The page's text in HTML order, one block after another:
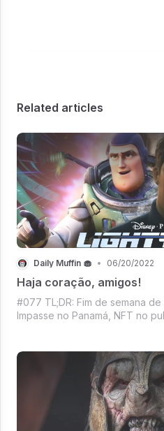
Related articles
Daily Muffin 🧁 • 06/20/2022
Haja coração, amigos!
#077 TL;DR: Fim de semana de
Impasse no Panamá, NFT no